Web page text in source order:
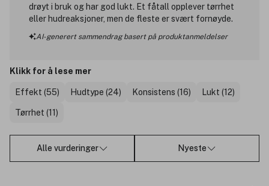
drøyt i bruk og har god lukt. Et fåtall opplever tørrhet
eller hudreaksjoner, men de fleste er svært fornøyde.
AI-generert sammendrag basert på produktanmeldelser
Klikk for å lese mer
Effekt (55) Hudtype (24) Konsistens (16) Lukt (12)
Tørrhet (11)
Alle vurderinger Nyeste